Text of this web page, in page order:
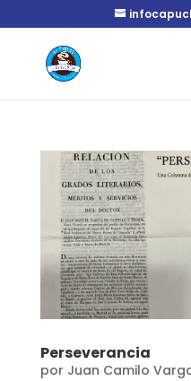
Perseverancia
por Juan Camilo